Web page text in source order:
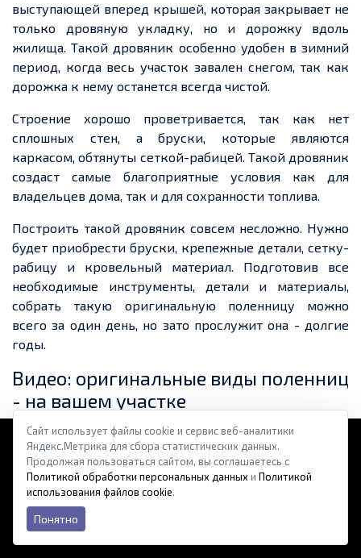
выступающей вперед крышей, которая закрывает не
только дровяную укладку, но и дорожку вдоль
жилища. Такой дровяник особенно удобен в зимний
период, когда весь участок завален снегом, так как
дорожка к нему останется всегда чистой.
Строение хорошо проветривается, так как нет
сплошных стен, а бруски, которые являются
каркасом, обтянуты сеткой-рабицей. Такой дровяник
создаст самые благоприятные условия как для
владельцев дома, так и для сохранности топлива.
Построить такой дровяник совсем несложно. Нужно
будет приобрести бруски, крепежные детали, сетку-
рабицу и кровельный материал. Подготовив все
необходимые инструменты, детали и материалы,
собрать такую оригинальную поленницу можно
всего за один день, но зато прослужитона - долгие
годы.
Видео: оригинальные виды поленниц
- на вашем участке
Сайт использует файлы cookie и сервис веб-аналитики
Яндекс.Метрика для сбора статистических данных.
Продолжая пользоваться сайтом, вы соглашаетесь с
Политикой обработки персональных данных и Политикой
использования файлов cookie.
Понятно